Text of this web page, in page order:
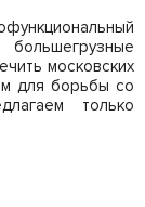
московских
для борьбы со
только